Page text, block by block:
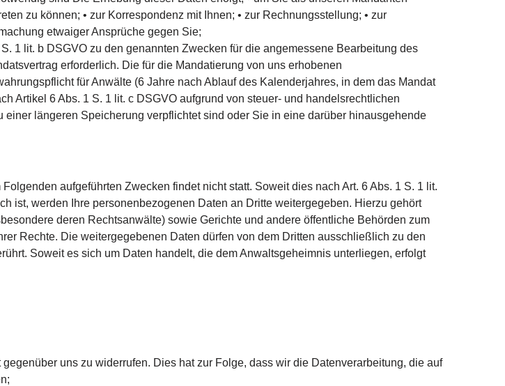
zu können; • zur Korrespondenz mit Ihnen; • zur Rechnungsstellung; • zur
etwaiger Ansprüche gegen Sie;
1 lit. b DSGVO zu den genannten Zwecken für die angemessene Bearbeitung des
erforderlich. Die für die Mandatierung von uns erhobenen
für Anwälte (6 Jahre nach Ablauf des Kalenderjahres, in dem das Mandat
Artikel 6 Abs. 1 S. 1 lit. c DSGVO aufgrund von steuer- und handelsrechtlichen
längeren Speicherung verpflichtet sind oder Sie in eine darüber hinausgehende
aufgeführten Zwecken findet nicht statt. Soweit dies nach Art. 6 Abs. 1 S. 1 lit.
ist, werden Ihre personenbezogenen Daten an Dritte weitergegeben. Hierzu gehört
deren Rechtsanwälte) sowie Gerichte und andere öffentliche Behörden zum
Rechte. Die weitergegebenen Daten dürfen von dem Dritten ausschließlich zu den
Soweit es sich um Daten handelt, die dem Anwaltsgeheimnis unterliegen, erfolgt
uns zu widerrufen. Dies hat zur Folge, dass wir die Datenverarbeitung, die auf